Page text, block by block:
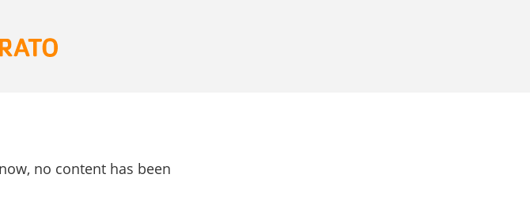
no content has been